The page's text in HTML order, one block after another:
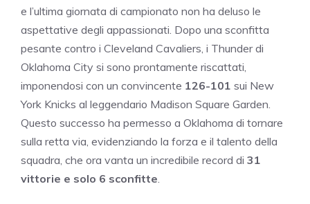
e l’ultima giornata di campionato non ha deluso le
aspettative degli appassionati. Dopo una sconfitta
pesante contro i Cleveland Cavaliers, i Thunder di
Oklahoma City si sono prontamente riscattati,
imponendosi con un convincente 126-101 sui New
York Knicks al leggendario Madison Square Garden.
Questo successo ha permesso a Oklahoma di tornare
sulla retta via, evidenziando la forza e il talento della
squadra, che ora vanta un incredibile record di 31
vittorie e solo 6 sconfitte